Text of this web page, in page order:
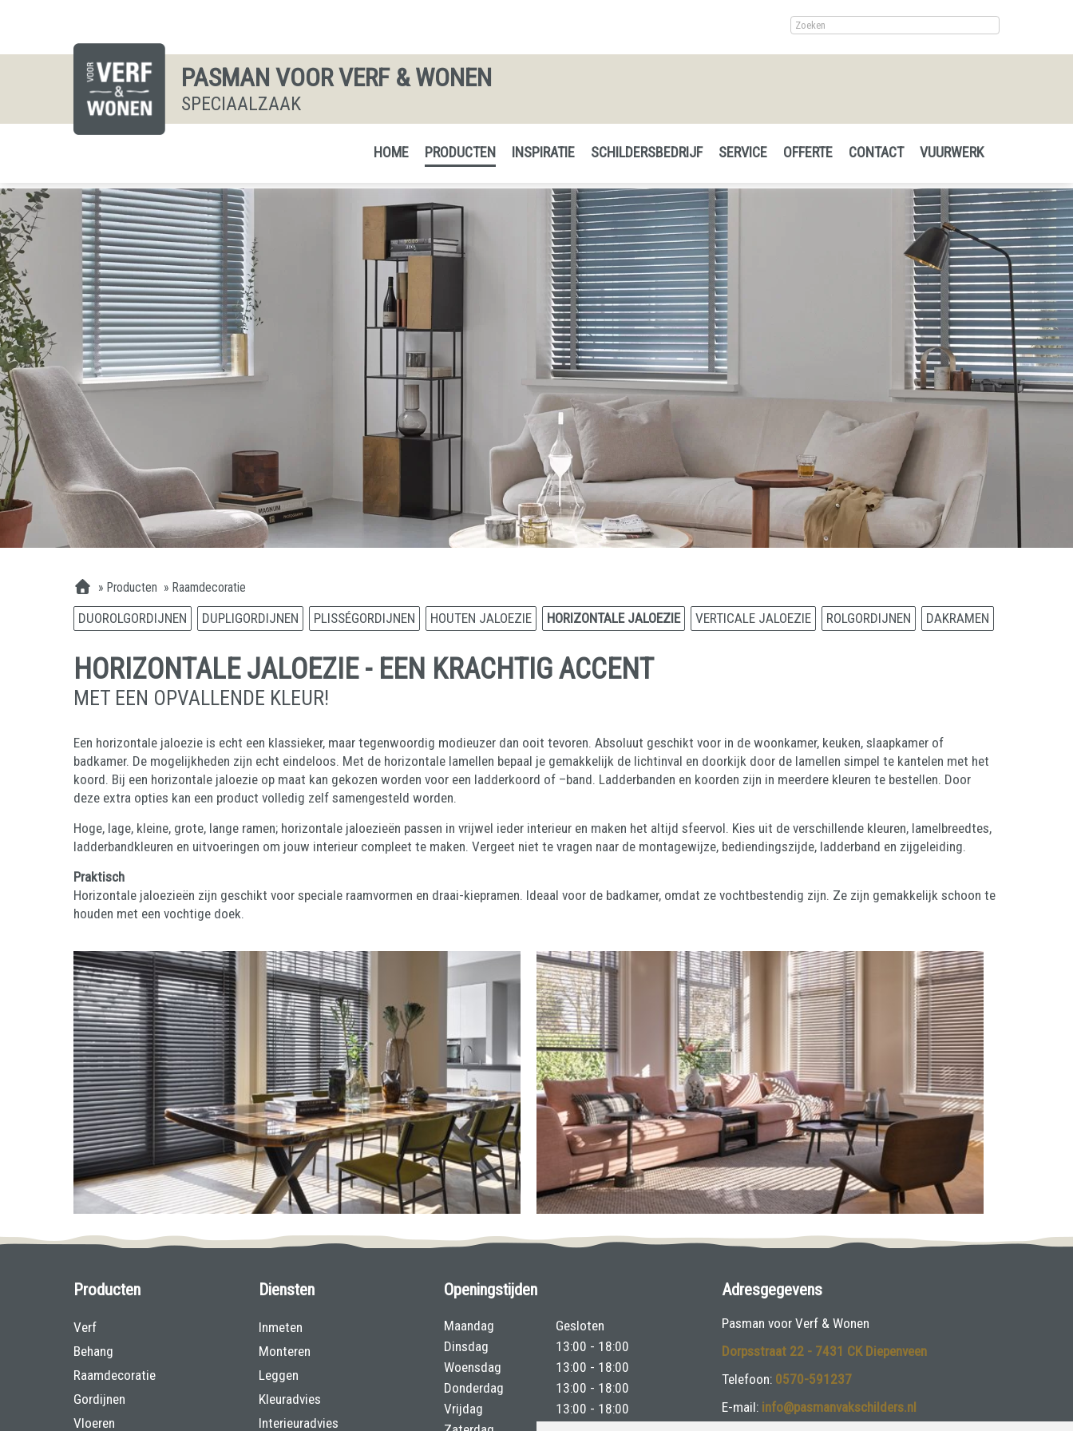
PASMAN VOOR VERF & WONEN
SPECIAALZAAK
HOME PRODUCTEN INSPIRATIE SCHILDERSBEDRIJF SERVICE OFFERTE CONTACT VUURWERK
» Producten » Raamdecoratie
DUOROLGORDIJNEN DUPLIGORDIJNEN PLISSÉGORDIJNEN HOUTEN JALOEZIE HORIZONTALE JALOEZIE VERTICALE JALOEZIE ROLGORDIJNEN DAKRAMEN
HORIZONTALE JALOEZIE - EEN KRACHTIG ACCENT
MET EEN OPVALLENDE KLEUR!
Een horizontale jaloezie is echt een klassieker, maar tegenwoordig modieuzer dan ooit tevoren. Absoluut geschikt voor in de woonkamer, keuken, slaapkamer of
badkamer. De mogelijkheden zijn echt eindeloos. Met de horizontale lamellen bepaal je gemakkelijk de lichtinval en doorkijk door de lamellen simpel te kantelen met het
koord. Bij een horizontale jaloezie op maat kan gekozen worden voor een ladderkoord of –band. Ladderbanden en koorden zijn in meerdere kleuren te bestellen. Door
deze extra opties kan een product volledig zelf samengesteld worden.
Hoge, lage, kleine, grote, lange ramen; horizontale jaloezieën passen in vrijwel ieder interieur en maken het altijd sfeervol. Kies uit de verschillende kleuren, lamelbreedtes,
ladderbandkleuren en uitvoeringen om jouw interieur compleet te maken. Vergeet niet te vragen naar de montagewijze, bediendingszijde, ladderband en zijgeleiding.
Praktisch
Horizontale jaloezieën zijn geschikt voor speciale raamvormen en draai-kiepramen. Ideaal voor de badkamer, omdat ze vochtbestendig zijn. Ze zijn gemakkelijk schoon te
houden met een vochtige doek.
Producten
Verf
Behang
Raamdecoratie
Gordijnen
Vloeren
Diensten
Inmeten
Monteren
Leggen
Kleuradvies
Interieuradvies
Openingstijden
Maandag
Gesloten
Dinsdag
13:00 - 18:00
Woensdag
13:00 - 18:00
Donderdag
13:00 - 18:00
Vrijdag
13:00 - 18:00
Adresgegevens
Pasman voor Verf & Wonen
Dorpsstraat 22 - 7431 CK Diepenveen
Telefoon: 0570-591237
E-mail: info@pasmanvakschilders.nl